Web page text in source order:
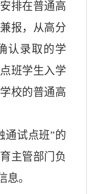
排在普通高
报，从高分
认录取的学
班学生入学
校的普通高
通试点班”的
主管部门负
息。